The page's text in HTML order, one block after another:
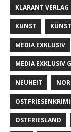
KLARANT VERLAG
KUNST
MEDIA EXKLUSIV
MEDIA EXKLUSIV
NEUHEIT
OSTFRIESENKRIMI
OSTFRIESLAND